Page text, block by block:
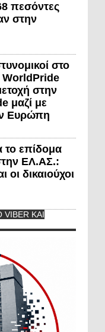
πεσόντες
στην
στο
στην
μαζί με
Ευρώπη
το επίδομα
ΕΛ.ΑΣ.:
οι δικαιούχοι
ΚΑΙ